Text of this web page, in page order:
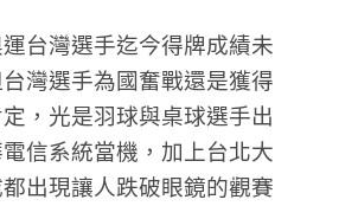
台灣選手迄今得牌成績未
灣選手為國奮戰還是獲得
，光是羽球與桌球選手出
信系統當機，加上台北大
出現讓人跌破眼鏡的觀賽